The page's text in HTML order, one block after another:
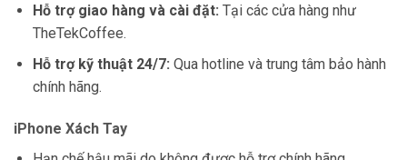
Hỗ trợ giao hàng và cài đặt: Tại các cửa hàng như
TheTekCoffee.
Hỗ trợ kỹ thuật 24/7: Qua hotline và trung tâm bảo hành
chính hãng.
iPhone Xách Tay